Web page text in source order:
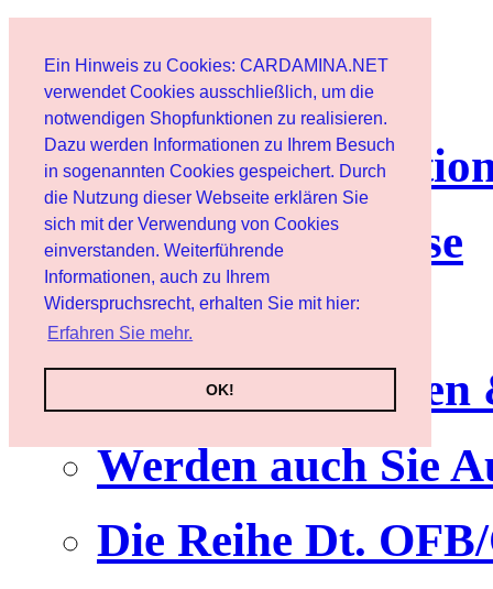
Ein Hinweis zu Cookies: CARDAMINA.NET
verwendet Cookies ausschließlich, um die
notwendigen Shopfunktionen zu realisieren.
Dazu werden Informationen zu Ihrem Besuch
in sogenannten Cookies gespeichert. Durch
die Nutzung dieser Webseite erklären Sie
sich mit der Verwendung von Cookies
einverstanden. Weiterführende
Informationen, auch zu Ihrem
Widerspruchsrecht, erhalten Sie mit hier:
Erfahren Sie mehr.
OK!
Client
lettre
Nutzungshinweise
Service
Werden auch Sie
Die Reihe Dt.